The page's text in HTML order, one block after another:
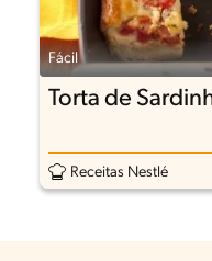
Fácil
Torta de
Receitas Nestlé